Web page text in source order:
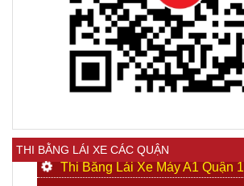
THI BẰNG LÁI XE CÁC QUẬN
Thi Bằng Lái Xe Máy A1 Quận 1